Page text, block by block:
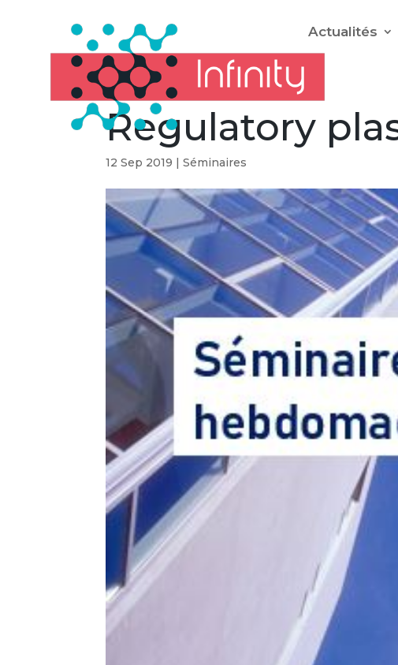
Actualités
Regulatory
12 Sep 2019 |Séminaires